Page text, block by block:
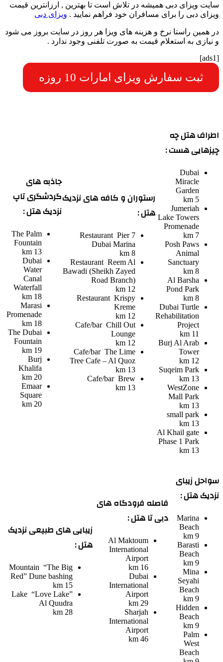
سایت ویزای دبی همیشه در تلاش است تا بهترین , ارزانترین قیمت
ویزای دبی را برای مسافران خود فراهم نمایید . ویزای دبی
در همین راستا نرخ و هزینه های ویزا هر روز در سایت بروز می شود
و نیازی به استعلام قیمت به صورت تلفنی وجود ندارد .
[ads1]
ثبت سفارش ویزای امارات 10 روزه
اطراف هتل چه
چیزهایی هست :
Dubai
Miracle
Garden
5 km
Jumeriah
Lake Towers
Promenade
7 km
Posh Paws
Animal
Sanctuary
8 km
Al Barsha
Pond Park
8 km
Dubai Turtle
Rehabilitation
Project
11 km
Burj Al Arab
Tower
12 km
Suqeim Park
13 km
WestZone
Mall Park
13 km
small park
13 km
Al Khail gate
Phase 1 Park
13 km
رستوران و کافه های نزدیک
هتل :
Restaurant Pier 7
Dubai Marina
8 km
Restaurant Reem Al
Bawadi (Sheikh Zayed
Road Branch)
12 km
Restaurant Krispy
Kreme
12 km
Cafe/bar Chill Out
Lounge
12 km
Cafe/bar The Lime
Tree Cafe – Al Quoz
13 km
Cafe/bar Brew
13 km
جاذبه های
گردشگری تاپ
نزدیک هتل :
The Palm
Fountain
13 km
Dubai
Water
Canal
Waterfall
18 km
Marasi
Promenade
18 km
The Dubai
Fountain
19 km
Burj
Khalifa
20 km
Emaar
Square
20 km
سواحل زیبای
نزدیک هتل :
Marina
Beach
9 km
Barasti
Beach
9 km
Mina
Seyahi
Beach
9 km
Hidden
Beach
9 km
Palm
West
Beach
فاصله فرودگاه های
دبی تا هتل :
Al Maktoum
International
Airport
16 km
Dubai
International
Airport
29 km
Sharjah
International
Airport
46 km
زیبایی های طبیعی نزدیک
هتل :
Mountain “The Big
Red” Dune bashing
15 km
Lake “Love Lake”
Al Quudra
28 km